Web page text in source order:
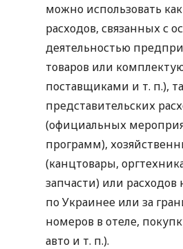
можно использовать
расходов, связанных с
деятельностью
товаров или
поставщиками и т. п.),
представительских
(официальных
программ),
(канцтовары,
запчасти) или
по Украинее или за
номеров в отеле,
авто и т. п.).